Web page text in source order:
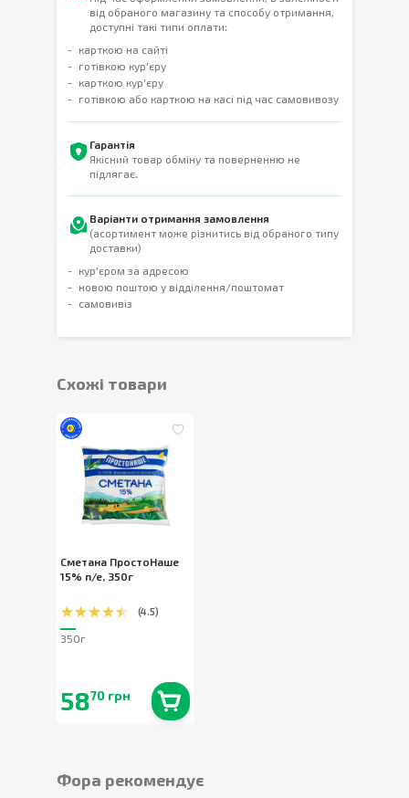
від обраного магазину та способу отримання,
доступні такі типи оплати:
карткою на сайті
готівкою кур'єру
карткою кур'єру
готівкою або карткою на касі під час самовивозу
Гарантія
Якісний товар обміну та поверненню не
підлягає.
Варіанти отримання замовлення
(асортимент може різнитись від обраного типу
доставки)
кур'єром за адресою
новою поштою у відділення/поштомат
самовивіз
Cхожі товари
Сметана ПростоНаше
15% п/е, 350г
(4.5)
350г
5870 грн
Фора рекомендує